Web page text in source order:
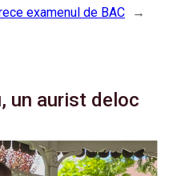
examenul de BAC →
un aurist deloc